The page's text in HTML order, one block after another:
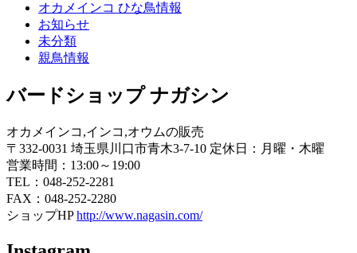
オカメインコ ひな鳥情報
お知らせ
未分類
親鳥情報
バードショップ ナガシン
オカメインコ,インコ,オウムの販売
〒332-0031 埼玉県川口市青木3-7-10 定休日：月曜・木曜
営業時間：13:00～19:00
TEL：048-252-2281
FAX：048-252-2280
ショップHPhttp://www.nagasin.com/